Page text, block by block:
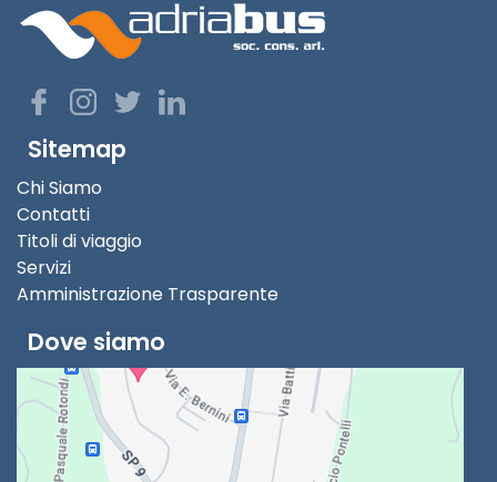
Sitemap
Chi Siamo
Contatti
Titoli di viaggio
Servizi
Amministrazione Trasparente
Dove siamo